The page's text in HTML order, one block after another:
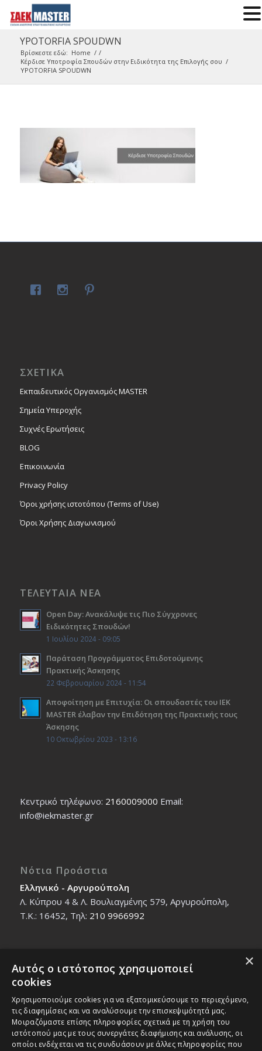
YPOTORFIA SPOUDWN
Βρίσκεστε εδώ: Home / /
Κέρδισε Υποτροφία Σπουδών στην Ειδικότητα της Επιλογής σου /
YPOTORFIA SPOUDWN
ΣΧΕΤΙΚΑ
Εκπαιδευτικός Οργανισμός MASTER
Σημεία Υπεροχής
Συχνές Ερωτήσεις
BLOG
Επικοινωνία
Privacy Policy
Όροι χρήσης ιστοτόπου (Terms of Use)
Όροι Χρήσης Διαγωνισμού
ΤΕΛΕΥΤΑΙΑ ΝΕΑ
Open Day: Ανακάλυψε τις Πιο Σύγχρονες
Ειδικότητες Σπουδών!
1 Ιουλίου 2024 - 09:05
Παράταση Προγράμματος Επιδοτούμενης
Πρακτικής Άσκησης
22 Φεβρουαρίου 2024 - 11:54
Αποφοίτηση με Επιτυχία: Οι σπουδαστές του ΙΕΚ
ΜΑSTER έλαβαν την Επιδότηση της Πρακτικής τους
Άσκησης
10 Οκτωβρίου 2023 - 13:16
Κεντρικό τηλέφωνο: 2160009000 Εmail:
info@iekmaster.gr
Νότια Προάστια
Ελληνικό - Αργυρούπολη
Λ. Κύπρου 4 & Λ. Βουλιαγμένης 579, Αργυρούπολη,
T.K.: 16452, Τηλ: 210 9966992
Βόρεια Προάστια
Νέο Ηράκλειο - Μαρούσι
Ζαλοκώστα 18 & Εμμανουήλ Παπαδάκη 12, T.K.:
14121, Τηλ:210 2712588
×
Αυτός ο ιστότοπος χρησιμοποιεί
cookies
Χρησιμοποιούμε cookies για να εξατομικεύσουμε το περιεχόμενο,
τις διαφημίσεις και να αναλύσουμε την επισκεψιμότητά μας.
Μοιραζόμαστε επίσης πληροφορίες σχετικά με τη χρήση του
ιστότοπού μας με τους συνεργάτες διαφήμισης και ανάλυσης, οι
οποίοι ενδέχεται να τις συνδυάσουν με άλλες πληροφορίες που